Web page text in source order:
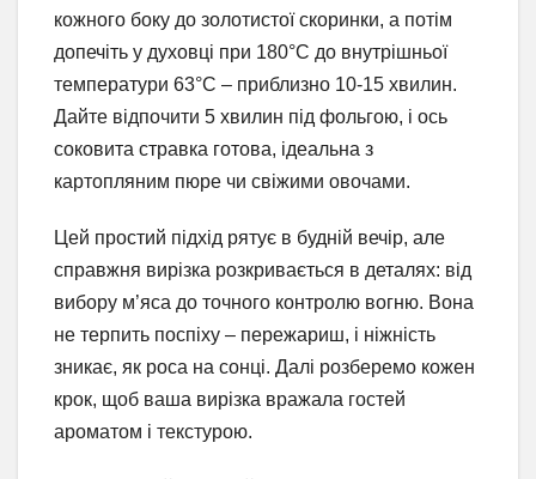
кожного боку до золотистої скоринки, а потім
допечіть у духовці при 180°C до внутрішньої
температури 63°C – приблизно 10-15 хвилин.
Дайте відпочити 5 хвилин під фольгою, і ось
соковита стравка готова, ідеальна з
картопляним пюре чи свіжими овочами.
Цей простий підхід рятує в будній вечір, але
справжня вирізка розкривається в деталях: від
вибору м’яса до точного контролю вогню. Вона
не терпить поспіху – пережариш, і ніжність
зникає, як роса на сонці. Далі розберемо кожен
крок, щоб ваша вирізка вражала гостей
ароматом і текстурою.